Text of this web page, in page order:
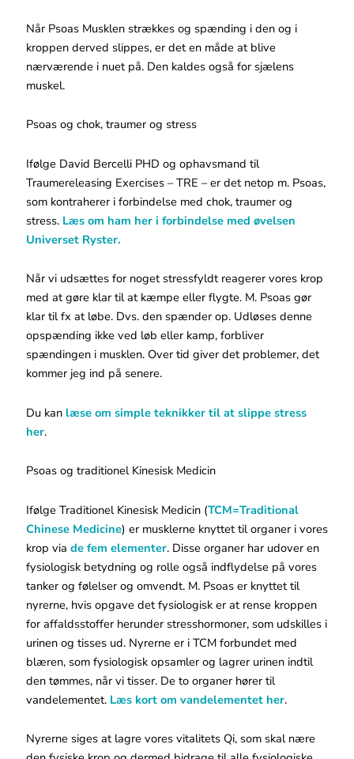
Når Psoas Musklen strækkes og spænding i den og i
kroppen derved slippes, er det en måde at blive
nærværende i nuet på. Den kaldes også for sjælens
muskel.
Psoas og chok, traumer og stress
Ifølge David Bercelli PHD og ophavsmand til
Traumereleasing Exercises – TRE – er det netop m. Psoas,
som kontraherer i forbindelse med chok, traumer og
stress. Læs om ham her i forbindelse med øvelsen
Universet Ryster.
Når vi udsættes for noget stressfyldt reagerer vores krop
med at gøre klar til at kæmpe eller flygte. M. Psoas gør
klar til fx at løbe. Dvs. den spænder op. Udløses denne
opspænding ikke ved løb eller kamp, forbliver
spændingen i musklen. Over tid giver det problemer, det
kommer jeg ind på senere.
Du kan læse om simple teknikker til at slippe stress
her.
Psoas og traditionel Kinesisk Medicin
Ifølge Traditionel Kinesisk Medicin (TCM=Traditional
Chinese Medicine) er musklerne knyttet til organer i vores
krop via de fem elementer. Disse organer har udover en
fysiologisk betydning og rolle også indflydelse på vores
tanker og følelser og omvendt. M. Psoas er knyttet til
nyrerne, hvis opgave det fysiologisk er at rense kroppen
for affaldsstoffer herunder stresshormoner, som udskilles i
urinen og tisses ud. Nyrerne er i TCM forbundet med
blæren, som fysiologisk opsamler og lagrer urinen indtil
den tømmes, når vi tisser. De to organer hører til
vandelementet. Læs kort om vandelementet her.
Nyrerne siges at lagre vores vitalitets Qi, som skal nære